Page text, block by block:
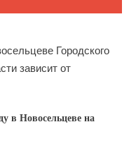
Городского
зависит от
в Новосельцеве на